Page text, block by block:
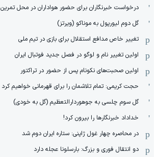
درخواست خبرنگاران برای حضور هواداران در محل تمرین
گل دوم لیورپول به موناکو (ویرتز)
تغییر خاص مدافع استقلال برای بازی در تیم ملی
اولین تغییر نام و لوگو در فصل جدید فوتبال ایران
اولین صحبت‌های نکونام پس از حضور در تراکتور
حجت کریمی: تمام تلاشمان را برای قهرمانی خواهیم کرد
گل سوم چلسی به جوهوردارالتعظیم (گل به خودی)
خداداد خبرنگارها را بیرون کرد!
در محاصره چهار غول ژاپنی: ستاره ایران دوم شد
دو انتقال فوری و بزرگ: بارسلونا عجله دارد